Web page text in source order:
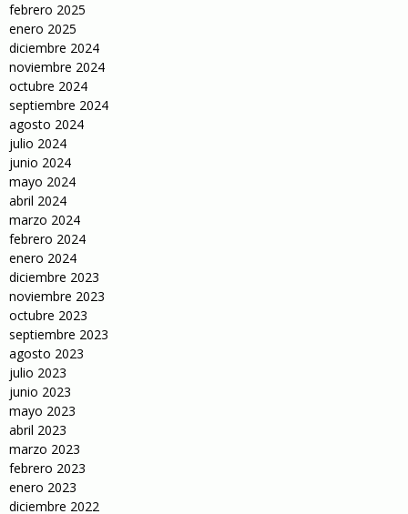
febrero 2025
enero 2025
diciembre 2024
noviembre 2024
octubre 2024
septiembre 2024
agosto 2024
julio 2024
junio 2024
mayo 2024
abril 2024
marzo 2024
febrero 2024
enero 2024
diciembre 2023
noviembre 2023
octubre 2023
septiembre 2023
agosto 2023
julio 2023
junio 2023
mayo 2023
abril 2023
marzo 2023
febrero 2023
enero 2023
diciembre 2022